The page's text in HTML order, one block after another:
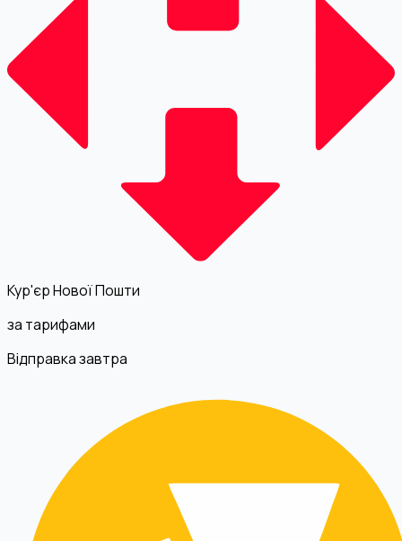
Кур'єр Нової Пошти
за тарифами
Відправка завтра